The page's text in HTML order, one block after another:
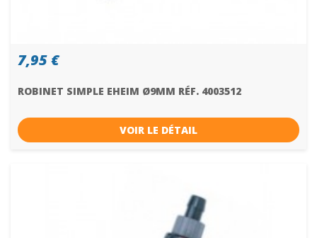
7,95 €
ROBINET SIMPLE EHEIM Ø9MM RÉF. 4003512
VOIR LE DÉTAIL